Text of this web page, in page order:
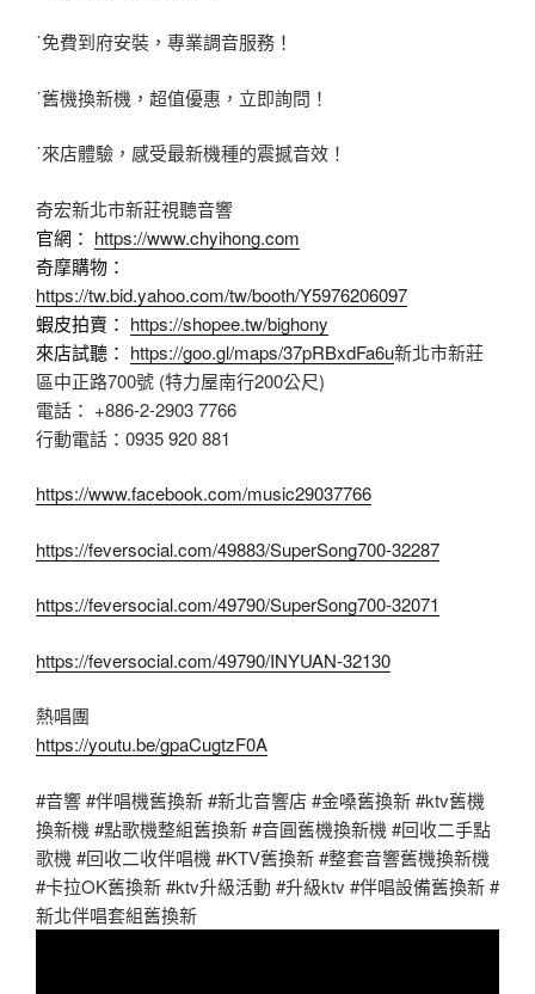
˙免費到府安裝，專業調音服務！
˙舊機換新機，超值優惠，立即詢問！
˙來店體驗，感受最新機種的震撼音效！
奇宏新北市新莊視聽音響
官網： https://www.chyihong.com
奇摩購物：
https://tw.bid.yahoo.com/tw/booth/Y5976206097
蝦皮拍賣： https://shopee.tw/bighony
來店試聽： https://goo.gl/maps/37pRBxdFa6u新北市新莊
區中正路700號 (特力屋南行200公尺)
電話： +886-2-2903 7766
行動電話：0935 920 881
https://www.facebook.com/music29037766
https://feversocial.com/49883/SuperSong700-32287
https://feversocial.com/49790/SuperSong700-32071
https://feversocial.com/49790/INYUAN-32130
熱唱團
https://youtu.be/gpaCugtzF0A
#音響 #伴唱機舊換新 #新北音響店 #金嗓舊換新 #ktv舊機
換新機 #點歌機整組舊換新 #音圓舊機換新機 #回收二手點
歌機 #回收二收伴唱機 #KTV舊換新 #整套音響舊機換新機
#卡拉OK舊換新 #ktv升級活動 #升級ktv #伴唱設備舊換新 #
新北伴唱套組舊換新